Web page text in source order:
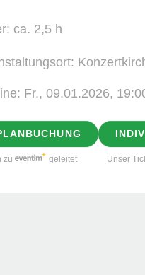
ca. 2,5 h
Fr., 09.01.2026,
zu geleitet Unser